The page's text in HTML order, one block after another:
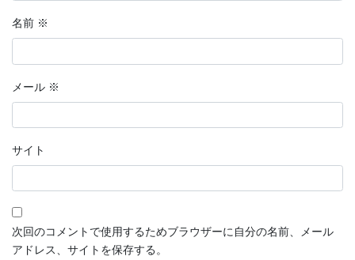
名前 ※
メール ※
サイト
次回のコメントで使用するためブラウザーに自分の名前、メール
アドレス、サイトを保存する。